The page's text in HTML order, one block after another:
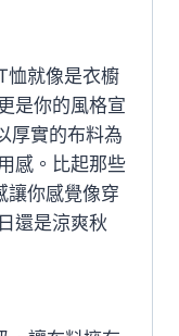
恤就像是衣櫥
是你的風格宣
厚實的布料為
感。比起那些
讓你感覺像穿
還是涼爽秋